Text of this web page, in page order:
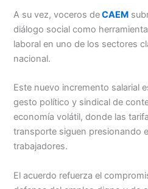
A su vez, voceros deCAEM
diálogo social como
laboral en uno de los sectores
nacional.
Este nuevo incremento salarial
gesto político y sindical de
economía volátil, donde las
transporte siguen presionando
trabajadores.
El acuerdo refuerza el